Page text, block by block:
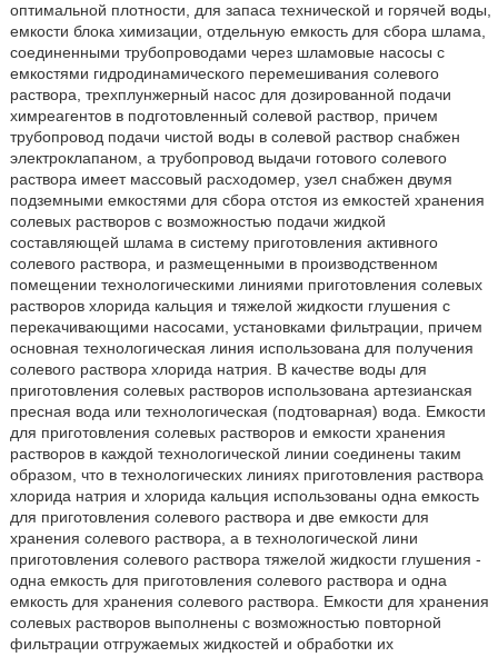
оптимальной плотности, для запаса технической и горячей воды,
емкости блока химизации, отдельную емкость для сбора шлама,
соединенными трубопроводами через шламовые насосы с
емкостями гидродинамического перемешивания солевого
раствора, трехплунжерный насос для дозированной подачи
химреагентов в подготовленный солевой раствор, причем
трубопровод подачи чистой воды в солевой раствор снабжен
электроклапаном, а трубопровод выдачи готового солевого
раствора имеет массовый расходомер, узел снабжен двумя
подземными емкостями для сбора отстоя из емкостей хранения
солевых растворов с возможностью подачи жидкой
составляющей шлама в систему приготовления активного
солевого раствора, и размещенными в производственном
помещении технологическими линиями приготовления солевых
растворов хлорида кальция и тяжелой жидкости глушения с
перекачивающими насосами, установками фильтрации, причем
основная технологическая линия использована для получения
солевого раствора хлорида натрия. В качестве воды для
приготовления солевых растворов использована артезианская
пресная вода или технологическая (подтоварная) вода. Емкости
для приготовления солевых растворов и емкости хранения
растворов в каждой технологической линии соединены таким
образом, что в технологических линиях приготовления раствора
хлорида натрия и хлорида кальция использованы одна емкость
для приготовления солевого раствора и две емкости для
хранения солевого раствора, а в технологической лини
приготовления солевого раствора тяжелой жидкости глушения -
одна емкость для приготовления солевого раствора и одна
емкость для хранения солевого раствора. Емкости для хранения
солевых растворов выполнены с возможностью повторной
фильтрации отгружаемых жидкостей и обработки их